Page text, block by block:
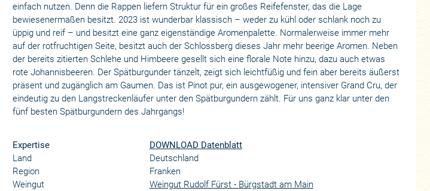
einfach nutzen. Denn die Rappen liefern Struktur für ein großes Reifefenster, das die Lage
bewiesenermaßen besitzt. 2023 ist wunderbar klassisch – weder zu kühl oder schlank noch zu
üppig und reif – und besitzt eine ganz eigenständige Aromenpalette. Normalerweise immer mehr
auf der rotfruchtigen Seite, besitzt auch der Schlossberg dieses Jahr mehr beerige Aromen. Neben
der bereits zitierten Schlehe und Himbeere gesellt sich eine florale Note hinzu, dazu auch etwas
rote Johannisbeeren. Der Spätburgunder tänzelt, zeigt sich leichtfüßig und fein aber bereits äußerst
präsent und zugänglich am Gaumen. Das ist Pinot pur, ein ausgewogener, intensiver Grand Cru, der
eindeutig zu den Langstreckenläufer unter den Spätburgundern zählt. Für uns ganz klar unter den
fünf besten Spätburgundern des Jahrgangs!
Expertise
DOWNLOAD Datenblatt
Land
Deutschland
Region
Franken
Weingut
Weingut Rudolf Fürst - Bürgstadt am Main